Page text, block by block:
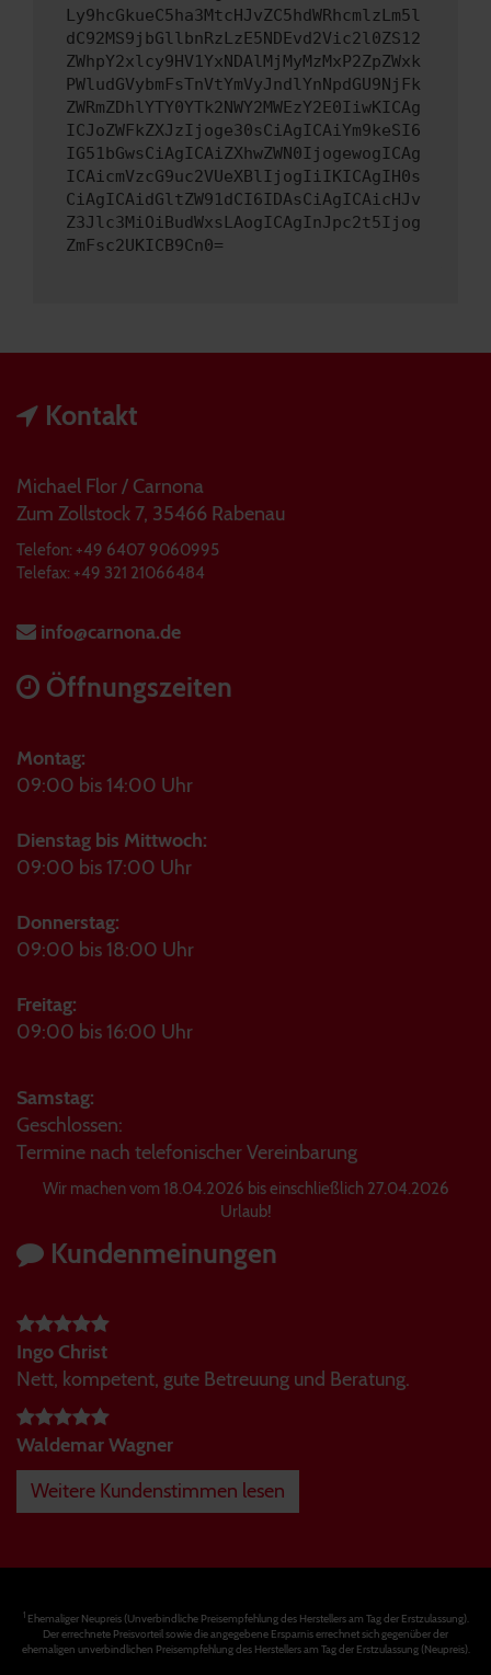
Ly9hcGkueC5ha3MtcHJvZC5hdWRhcmlzLm5l
dC92MS9jbGllbnRzLzE5NDEvd2Vic2l0ZS12
ZWhpY2xlcy9HV1YxNDAlMjMyMzMxP2ZpZWxk
PWludGVybmFsTnVtYmVyJndlYnNpdGU9NjFk
ZWRmZDhlYTY0YTk2NWY2MWEzY2E0IiwKICAg
ICJoZWFkZXJzIjoge30sCiAgICAiYm9keSI6
IG51bGwsCiAgICAiZXhwZWN0IjogewogICAg
ICAicmVzcG9uc2VUeXBlIjogIiIKICAgIH0s
CiAgICAidGltZW91dCI6IDAsCiAgICAicHJv
Z3Jlc3MiOiBudWxsLAogICAgInJpc2t5Ijog
ZmFsc2UKICB9Cn0=
Kontakt
Michael Flor / Carnona
Zum Zollstock 7, 35466 Rabenau
Telefon: +49 6407 9060995
Telefax: +49 321 21066484
info@carnona.de
Öffnungszeiten
Montag:
09:00 bis 14:00 Uhr
Dienstag bis Mittwoch:
09:00 bis 17:00 Uhr
Donnerstag:
09:00 bis 18:00 Uhr
Freitag:
09:00 bis 16:00 Uhr
Samstag:
Geschlossen:
Termine nach telefonischer Vereinbarung
Wir machen vom 18.04.2026 bis einschließlich 27.04.2026
Urlaub!
Kundenmeinungen
Ingo Christ
Nett, kompetent, gute Betreuung und Beratung.
Waldemar Wagner
Weitere Kundenstimmen lesen
1Ehemaliger Neupreis (Unverbindliche Preisempfehlung des Herstellers am Tag der Erstzulassung).
Der errechnete Preisvorteil sowie die angegebene Ersparnis errechnet sich gegenüber der
ehemaligen unverbindlichen Preisempfehlung des Herstellers am Tag der Erstzulassung (Neupreis).